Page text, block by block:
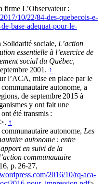
firme L’Observateur :
10/22/84-des-quebecois-e-
base-adequat-pour-le-
Solidarité sociale, L’action
essentielle à l’exercice de
social du Québec,
2001. ↑
l’ACA, mise en place par le
autonome, a
de septembre 2015 à
y ont fait une
été transmis :
↑
autonome, Les
autonome : entre
en suivi de la
communautaire
p. 26-27,
2016/10/rq-aca-